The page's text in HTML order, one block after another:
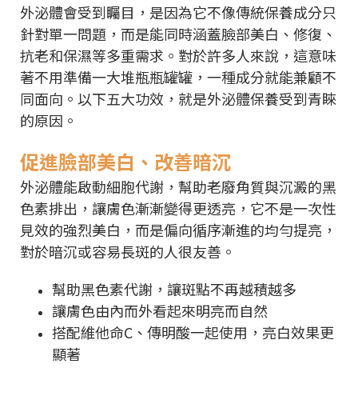
外泌體會受到矚目，是因為它不像傳統保養成分只
針對單一問題，而是能同時涵蓋臉部美白、修復、
抗老和保濕等多重需求。對於許多人來說，這意味
著不用準備一大堆瓶瓶罐罐，一種成分就能兼顧不
同面向。以下五大功效，就是外泌體保養受到青睞
的原因。
促進臉部美白、改善暗沉
外泌體能啟動細胞代謝，幫助老廢角質與沉澱的黑
色素排出，讓膚色漸漸變得更透亮，它不是一次性
見效的強烈美白，而是偏向循序漸進的均勻提亮，
對於暗沉或容易長斑的人很友善。
幫助黑色素代謝，讓斑點不再越積越多
讓膚色由內而外看起來明亮而自然
搭配維他命C、傳明酸一起使用，亮白效果更
顯著